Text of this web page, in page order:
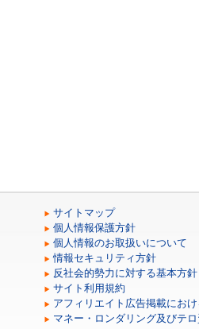
サイトマップ
個人情報保護方針
個人情報のお取扱いについて
情報セキュリティ方針
反社会的勢力に対する基本方針
サイト利用規約
アフィリエイト広告掲載にお
マネー・ロンダリング及びテ